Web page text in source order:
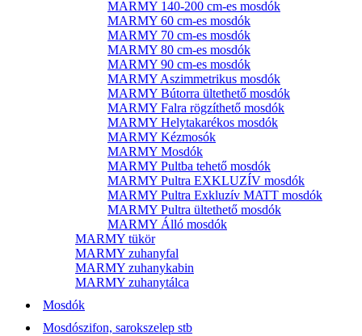
MARMY 140-200 cm-es mosdók
MARMY 60 cm-es mosdók
MARMY 70 cm-es mosdók
MARMY 80 cm-es mosdók
MARMY 90 cm-es mosdók
MARMY Aszimmetrikus mosdók
MARMY Bútorra ültethető mosdók
MARMY Falra rögzíthető mosdók
MARMY Helytakarékos mosdók
MARMY Kézmosók
MARMY Mosdók
MARMY Pultba tehető mosdók
MARMY Pultra EXKLUZÍV mosdók
MARMY Pultra Exkluzív MATT mosdók
MARMY Pultra ültethető mosdók
MARMY Álló mosdók
MARMY tükör
MARMY zuhanyfal
MARMY zuhanykabin
MARMY zuhanytálca
Mosdók
Mosdószifon, sarokszelep stb